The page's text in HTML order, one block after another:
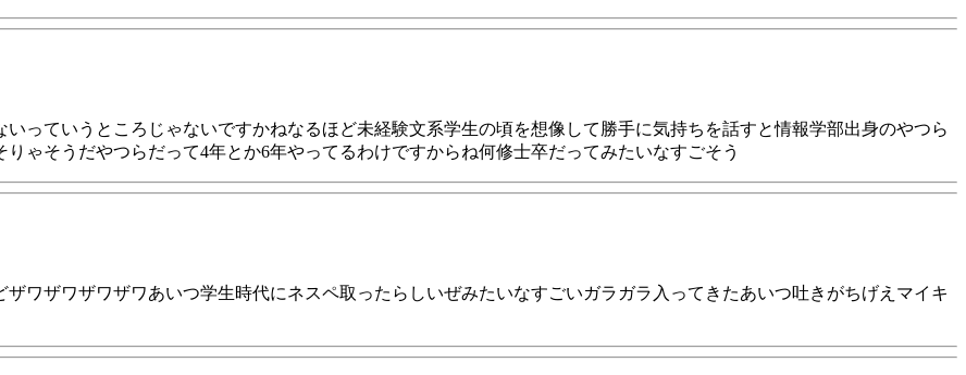
っていうところじゃないですかねなるほど未経験文系学生の頃を想像して勝手に気持ちを話すと情報学部出身のやつら
ゃそうだやつらだって4年とか6年やってるわけですからね何修士卒だってみたいなすごそう
ワザワザワザワあいつ学生時代にネスペ取ったらしいぜみたいなすごいガラガラ入ってきたあいつ吐きがちげえマイキ